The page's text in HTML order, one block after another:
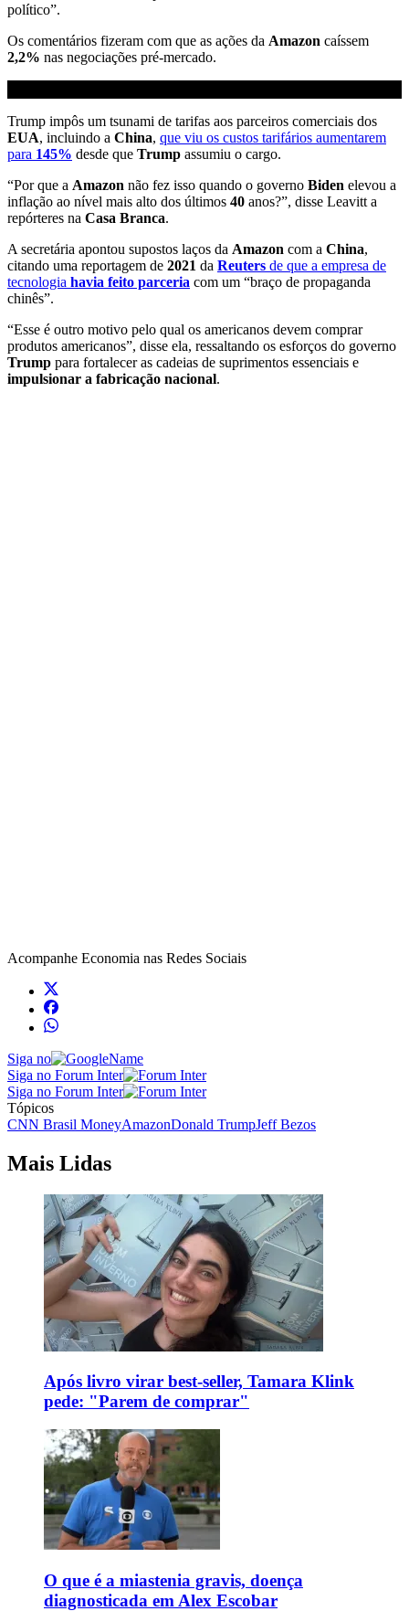
político”.
Os comentários fizeram com que as ações da Amazon caíssem
2,2% nas negociações pré-mercado.
Trump impôs um tsunami de tarifas aos parceiros comerciais dos
EUA, incluindo a China, que viu os custos tarifários aumentarem
para 145% desde que Trump assumiu o cargo.
“Por que a Amazon não fez isso quando o governo Biden elevou a
inflação ao nível mais alto dos últimos 40 anos?”, disse Leavitt a
repórteres na Casa Branca.
A secretária apontou supostos laços da Amazon com a China,
citando uma reportagem de 2021 da Reuters de que a empresa de
tecnologia havia feito parceria com um “braço de propaganda
chinês”.
“Esse é outro motivo pelo qual os americanos devem comprar
produtos americanos”, disse ela, ressaltando os esforços do governo
Trump para fortalecer as cadeias de suprimentos essenciais e
impulsionar a fabricação nacional.
Acompanhe Economia nas Redes Sociais
Siga no
Siga no Forum Inter
Siga no Forum Inter
Tópicos
CNN Brasil MoneyAmazonDonald TrumpJeff Bezos
Mais Lidas
Após livro virar best-seller, Tamara Klink
pede: "Parem de comprar"
O que é a miastenia gravis, doença
diagnosticada em Alex Escobar